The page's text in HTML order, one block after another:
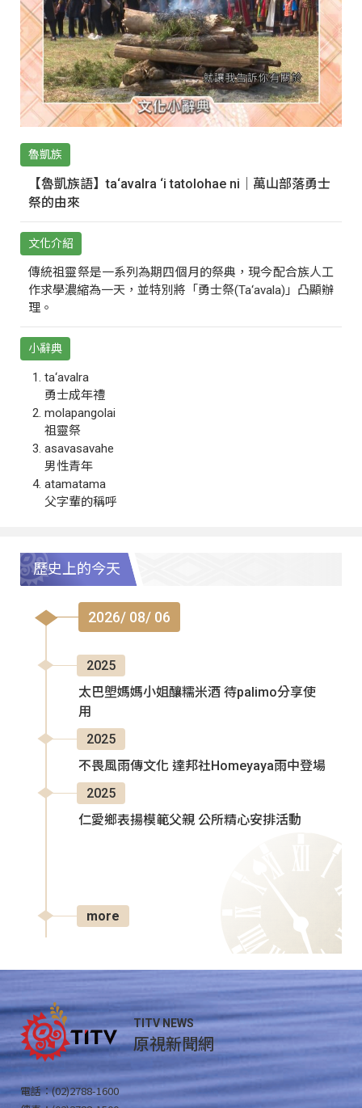
魯凱族
【魯凱族語】ta‘avalra ‘i tatolohae ni｜萬山部落勇士
祭的由來
文化介紹
傳統祖靈祭是一系列為期四個月的祭典，現今配合族人工
作求學濃縮為一天，並特別將「勇士祭(Ta‘avala)」凸顯辦
理。
小辭典
ta‘avalra
勇士成年禮
molapangolai
祖靈祭
asavasavahe
男性青年
atamatama
父字輩的稱呼
歷史上的今天
2026/ 08/ 06
2025
太巴塱媽媽小姐釀糯米酒 待palimo分享使
用
2025
不畏風雨傳文化 達邦社Homeyaya雨中登場
2025
仁愛鄉表揚模範父親 公所精心安排活動
more
TITV NEWS
原視新聞網
電話：(02)2788-1600